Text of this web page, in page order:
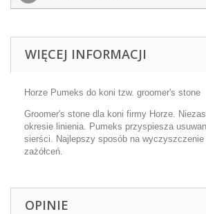
WIĘCEJ INFORMACJI
Horze Pumeks do koni tzw. groomer's stone
Groomer's stone dla koni firmy Horze.
okresie linienia. Pumeks przyspiesza
sierści. Najlepszy sposób na wyczyszczenie
zażółceń.
OPINIE